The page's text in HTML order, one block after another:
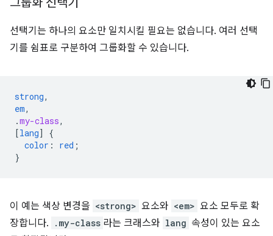
선택기는 하나의 요소만 일치시킬 필요는 없습니다. 여러 선택
기를 쉼표로 구분하여 그룹화할 수 있습니다.
strong,
em,
.my-class,
[lang]
{
color : red ;
}
이 예는 색상 변경을 <strong> 요소와 <em> 요소 모두로 확
장합니다.
.my-class 라는 크래스와 lang 속성이 있는 요소